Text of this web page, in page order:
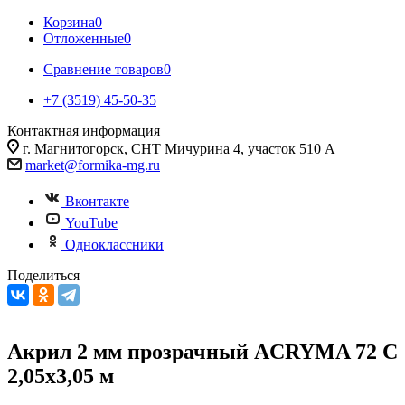
Корзина0
Отложенные0
Сравнение товаров0
+7 (3519) 45-50-35
Контактная информация
г. Магнитогорск, СНТ Мичурина 4, участок 510 А
market@formika-mg.ru
Вконтакте
YouTube
Одноклассники
Поделиться
Акрил 2 мм прозрачный ACRYMA 72 C
2,05х3,05 м